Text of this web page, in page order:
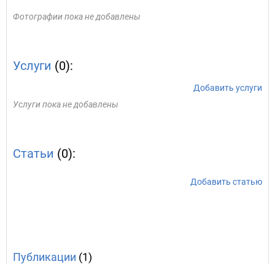
Фотографии пока не добавлены
Услуги (0):
Добавить услуги
Услуги пока не добавлены
Статьи (0):
Добавить статью
Публикации (1)